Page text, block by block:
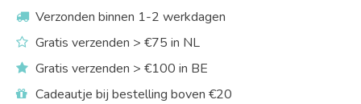
Verzonden binnen 1-2 werkdagen
Gratis verzenden > €75 in NL
Gratis verzenden > €100 in BE
Cadeautje bij bestelling boven €20